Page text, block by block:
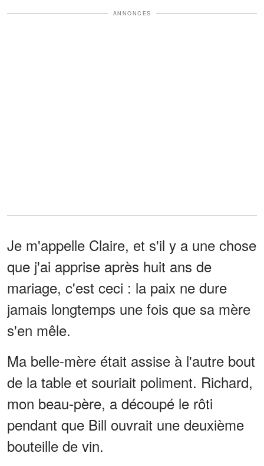
ANNONCES
Je m'appelle Claire, et s'il y a une chose
que j'ai apprise après huit ans de
mariage, c'est ceci : la paix ne dure
jamais longtemps une fois que sa mère
s'en mêle.
Ma belle-mère était assise à l'autre bout
de la table et souriait poliment. Richard,
mon beau-père, a découpé le rôti
pendant que Bill ouvrait une deuxième
bouteille de vin.